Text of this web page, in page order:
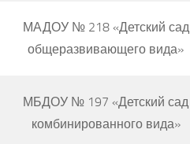
МАДОУ № 218 «Детский сад
общеразвивающего вида»
МБДОУ № 197 «Детский сад
комбинированного вида»